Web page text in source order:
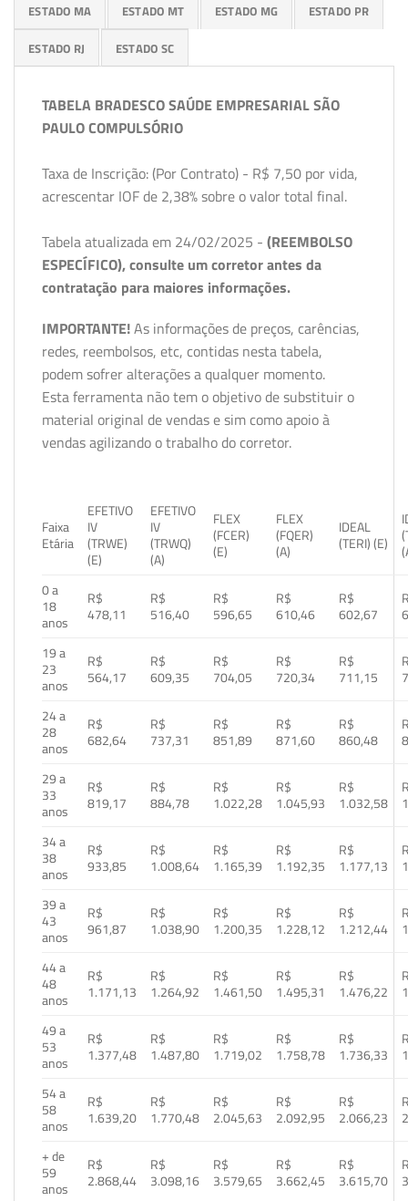
ESTADO MA ESTADO MT ESTADO MG ESTADO PR
ESTADO RJ ESTADO SC
TABELA BRADESCO SAÚDE EMPRESARIAL SÃO
PAULO COMPULSÓRIO
Taxa de Inscrição: (Por Contrato) - R$ 7,50 por vida,
acrescentar IOF de 2,38% sobre o valor total final.
Tabela atualizada em 24/02/2025 - (REEMBOLSO
ESPECÍFICO), consulte um corretor antes da
contratação para maiores informações.
IMPORTANTE!As informações de preços, carências,
redes, reembolsos, etc, contidas nesta tabela,
podem sofrer alterações a qualquer momento.
Esta ferramenta não tem o objetivo de substituir o
material original de vendas e sim como apoio à
vendas agilizando o trabalho do corretor.
Faixa
Etária
EFETIVO
IV
(TRWE)
(E)
EFETIVO
IV
(TRWQ)
(A)
FLEX
(FCER)
(E)
FLEX
(FQER)
(A)
IDEAL
(TERI) (E)
0 a
18
anos
R$
478,11
R$
516,40
R$
596,65
R$
610,46
R$
602,67
19 a
23
anos
R$
564,17
R$
609,35
R$
704,05
R$
720,34
R$
711,15
24 a
28
anos
R$
682,64
R$
737,31
R$
851,89
R$
871,60
R$
860,48
29 a
33
anos
R$
819,17
R$
884,78
R$
1.022,28
R$
1.045,93
R$
1.032,58
34 a
38
anos
R$
933,85
R$
1.008,64
R$
1.165,39
R$
1.192,35
R$
1.177,13
39 a
43
anos
R$
961,87
R$
1.038,90
R$
1.200,35
R$
1.228,12
R$
1.212,44
44 a
48
anos
R$
1.171,13
R$
1.264,92
R$
1.461,50
R$
1.495,31
R$
1.476,22
49 a
53
anos
R$
1.377,48
R$
1.487,80
R$
1.719,02
R$
1.758,78
R$
1.736,33
54 a
58
anos
R$
1.639,20
R$
1.770,48
R$
2.045,63
R$
2.092,95
R$
2.066,23
+ de
59
anos
R$
2.868,44
R$
3.098,16
R$
3.579,65
R$
3.662,45
R$
3.615,70